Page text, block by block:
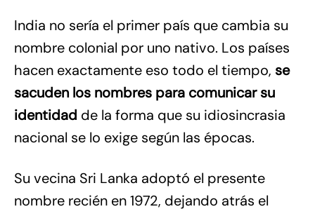
India no sería el primer país que cambia su
nombre colonial por uno nativo. Los países
hacen exactamente eso todo el tiempo, se
sacuden los nombres para comunicar su
identidad de la forma que su idiosincrasia
nacional se lo exige según las épocas.
Su vecina Sri Lanka adoptó el presente
nombre recién en 1972, dejando atrás el